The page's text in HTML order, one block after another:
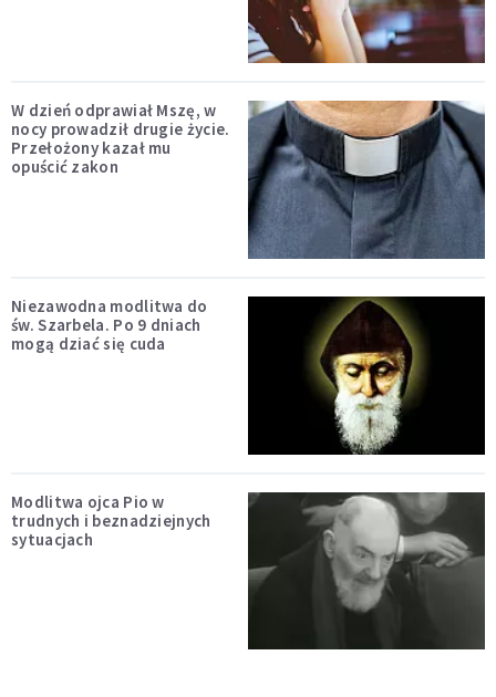
W dzień odprawiał Mszę, w
nocy prowadził drugie życie.
Przełożony kazał mu
opuścić zakon
Niezawodna modlitwa do
św. Szarbela. Po 9 dniach
mogą dziać się cuda
Modlitwa ojca Pio w
trudnych i beznadziejnych
sytuacjach